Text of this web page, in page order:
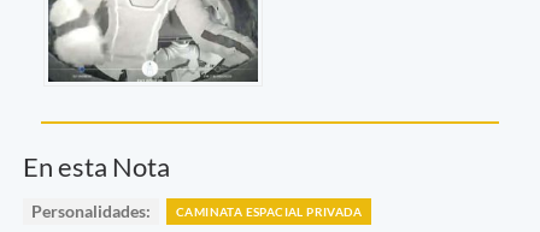
En esta Nota
Personalidades: CAMINATA ESPACIAL PRIVADA